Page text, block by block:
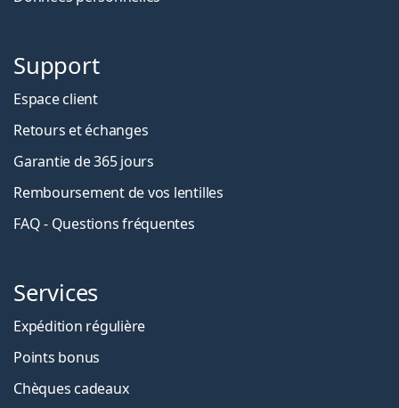
Support
Espace client
Retours et échanges
Garantie de 365 jours
Remboursement de vos lentilles
FAQ - Questions fréquentes
Services
Expédition régulière
Points bonus
Chèques cadeaux